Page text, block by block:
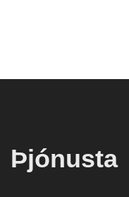
Þjónusta